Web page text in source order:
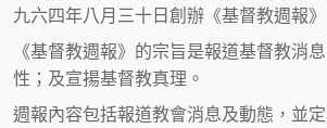
九六四年八月三十日創辦《基督教週報》
《基督教週報》的宗旨是報道基督教消
性；及宣揚基督教真理。
週報內容包括報道教會消息及動態，並